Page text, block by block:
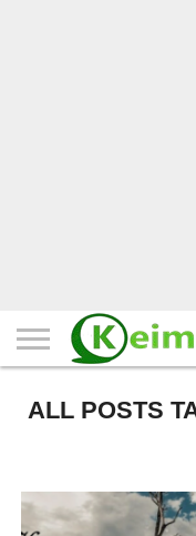
ALL POSTS